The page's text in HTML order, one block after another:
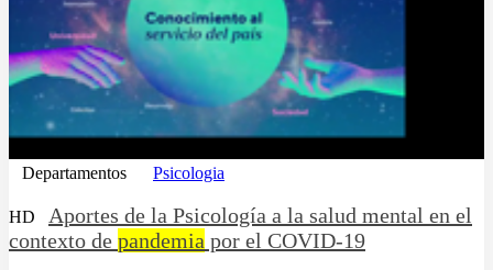
Departamentos Psicologia
HD
Aportes de la Psicología a la salud mental en el
contexto de pandemia por el COVID-19